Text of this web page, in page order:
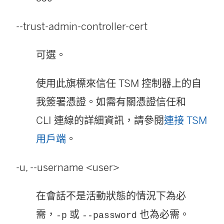
--trust-admin-controller-cert
可選。
使用此旗標來信任 TSM 控制器上的自
我簽署憑證。如需有關憑證信任和
CLI 連線的詳細資訊，請參閱連接 TSM
用戶端 。
-u, --username <user>
在會話不是活動狀態的情況下為必
需， -p 或 --password 也為必需。